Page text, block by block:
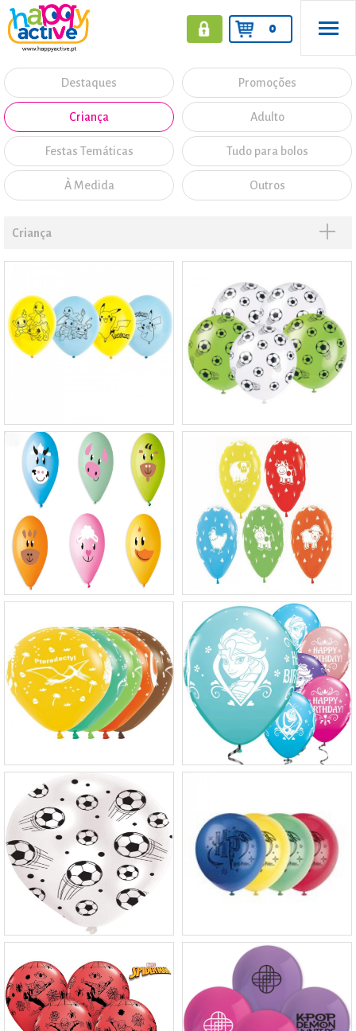
0
Destaques Promoções
Criança Adulto
Festas Temáticas Tudo para bolos
À Medida Outros
Criança